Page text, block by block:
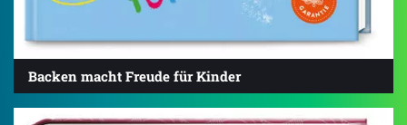
Backen macht Freude für Kinder